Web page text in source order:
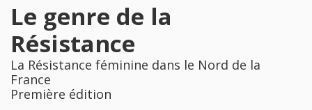
Le genre de la
Résistance
La Résistance féminine dans le Nord de la
France
Première édition